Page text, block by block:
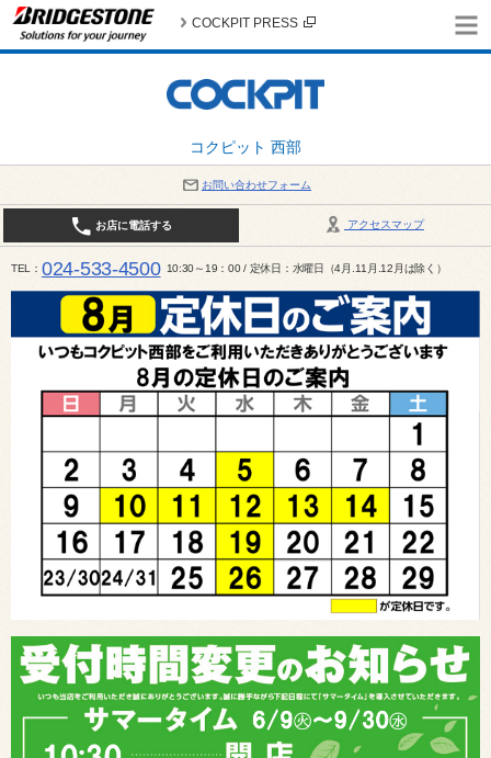
コクピット 西部
COCKPIT PRESS
お問い合わせフォーム
アクセスマップ
お店に電話する
TEL 024-533-4500 10:30～19：00 / 定休日：水曜日（4月.11月.12月